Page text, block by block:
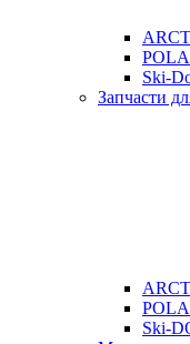
Ski-
Запчасти
Ski-